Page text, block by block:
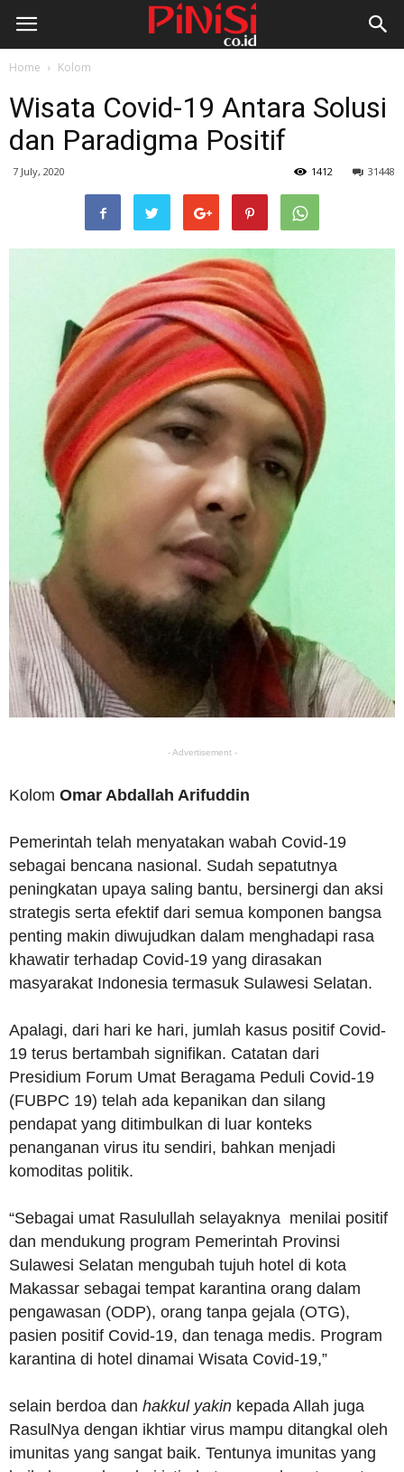
Home Kolom
Wisata Covid-19 Antara Solusi
dan Paradigma Positif
7 July, 2020 31448
1412
- Advertisement -
Kolom Omar Abdallah Arifuddin
Pemerintah telah menyatakan wabah Covid-19
sebagai bencana nasional. Sudah sepatutnya
peningkatan upaya saling bantu, bersinergi dan aksi
strategis serta efektif dari semua komponen bangsa
penting makin diwujudkan dalam menghadapi rasa
khawatir terhadap Covid-19 yang dirasakan
masyarakat Indonesia termasuk Sulawesi Selatan.
Apalagi, dari hari ke hari, jumlah kasus positif Covid-
19 terus bertambah signifikan. Catatan dari
Presidium Forum Umat Beragama Peduli Covid-19
(FUBPC 19) telah ada kepanikan dan silang
pendapat yang ditimbulkan di luar konteks
penanganan virus itu sendiri, bahkan menjadi
komoditas politik.
“Sebagai umat Rasulullah selayaknya menilai positif
dan mendukung program Pemerintah Provinsi
Sulawesi Selatan mengubah tujuh hotel di kota
Makassar sebagai tempat karantina orang dalam
pengawasan (ODP), orang tanpa gejala (OTG),
pasien positif Covid-19, dan tenaga medis. Program
karantina di hotel dinamai Wisata Covid-19,”
selain berdoa dan hakkul yakin kepada Allah juga
RasulNya dengan ikhtiar virus mampu ditangkal oleh
imunitas yang sangat baik. Tentunya imunitas yang